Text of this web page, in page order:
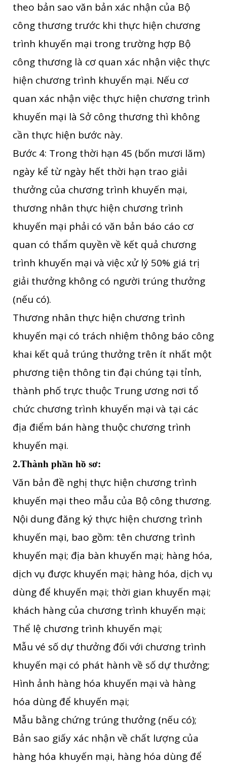
theo bản sao văn bản xác nhận của Bộ
công thương trước khi thực hiện chương
trình khuyến mại trong trường hợp Bộ
công thương là cơ quan xác nhận việc thực
hiện chương trình khuyến mại. Nếu cơ
quan xác nhận việc thực hiện chương trình
khuyến mại là Sở công thương thì không
cần thực hiện bước này.
Bước 4: Trong thời hạn 45 (bốn mươi lăm)
ngày kể từ ngày hết thời hạn trao giải
thưởng của chương trình khuyến mại,
thương nhân thực hiện chương trình
khuyến mại phải có văn bản báo cáo cơ
quan có thẩm quyền về kết quả chương
trình khuyến mại và việc xử lý 50% giá trị
giải thưởng không có người trúng thưởng
(nếu có).
Thương nhân thực hiện chương trình
khuyến mại có trách nhiệm thông báo công
khai kết quả trúng thưởng trên ít nhất một
phương tiện thông tin đại chúng tại tỉnh,
thành phố trực thuộc Trung ương nơi tổ
chức chương trình khuyến mại và tại các
địa điểm bán hàng thuộc chương trình
khuyến mại.
2.Thành phần hồ sơ:
Văn bản đề nghị thực hiện chương trình
khuyến mại theo mẫu của Bộ công thương.
Nội dung đăng ký thực hiện chương trình
khuyến mại, bao gồm: tên chương trình
khuyến mại; địa bàn khuyến mại; hàng hóa,
dịch vụ được khuyến mại; hàng hóa, dịch vụ
dùng để khuyến mại; thời gian khuyến mại;
khách hàng của chương trình khuyến mại;
Thể lệ chương trình khuyến mại;
Mẫu vé số dự thưởng đối với chương trình
khuyến mại có phát hành về số dự thưởng;
Hình ảnh hàng hóa khuyến mại và hàng
hóa dùng để khuyến mại;
Mẫu bằng chứng trúng thưởng (nếu có);
Bản sao giấy xác nhận về chất lượng của
hàng hóa khuyến mại, hàng hóa dùng để